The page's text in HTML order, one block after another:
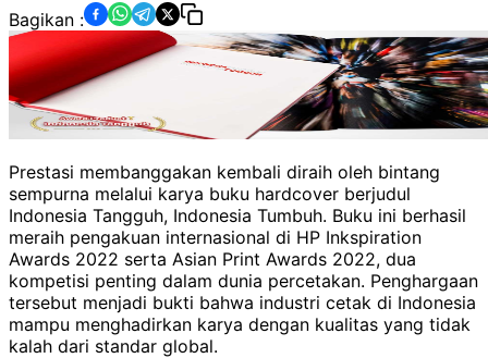
Bagikan :
Prestasi membanggakan kembali diraih oleh bintang
sempurna melalui karya buku hardcover berjudul
Indonesia Tangguh, Indonesia Tumbuh. Buku ini berhasil
meraih pengakuan internasional di HP Inkspiration
Awards 2022 serta Asian Print Awards 2022, dua
kompetisi penting dalam dunia percetakan. Penghargaan
tersebut menjadi bukti bahwa industri cetak di Indonesia
mampu menghadirkan karya dengan kualitas yang tidak
kalah dari standar global.